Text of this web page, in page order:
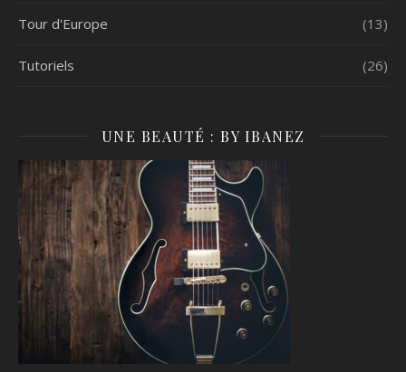
Tour d'Europe (13)
Tutoriels (26)
UNE BEAUTÉ : BY IBANEZ